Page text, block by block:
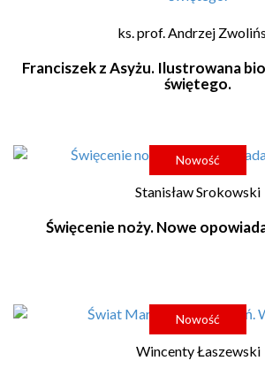
ks. prof. Andrzej
Franciszek z Asyżu. Ilustrowana
świętego.
Nowość
Stanisław Srokowski
Święcenie noży. Nowe
Nowość
Wincenty Łaszewski